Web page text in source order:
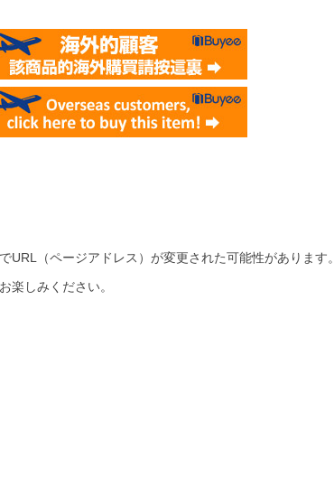
（ページアドレス）が変更された可能性があります。
楽しみください。